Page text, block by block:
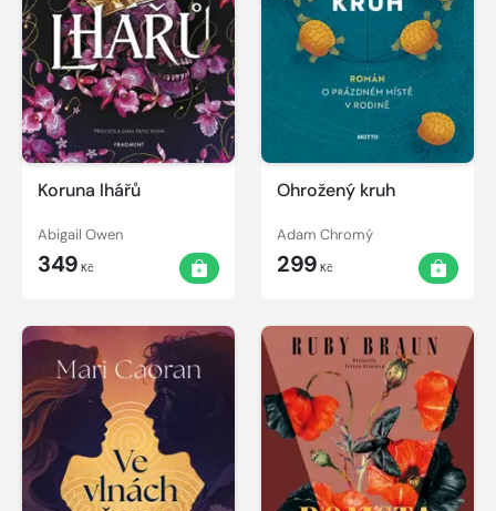
Koruna lhářů
Abigail Owen
349 Kč
Ohrožený kruh
Adam Chromý
299 Kč